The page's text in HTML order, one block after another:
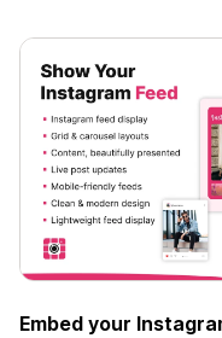
Embed your